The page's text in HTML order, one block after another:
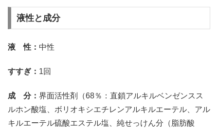
液性と成分
液 性： 中性
すすぎ： 1回
成 分： 界面活性剤（68％：直鎖アルキルベンゼンスス
ルホン酸塩、ボリオキシエチレンアルキルエーテル、アル
キルエーテル硫酸エステル塩、純せっけん分（脂肪酸